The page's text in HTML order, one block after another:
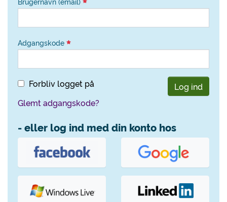
Adgangskode
Forbliv logget på
Log ind
Glemt adgangskode?
- eller log ind med din konto hos